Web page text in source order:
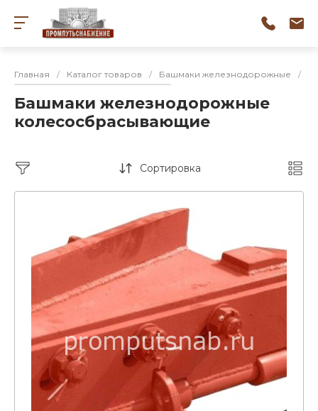
Главная / Каталог товаров / Башмаки железнодорожные /
Башмаки железнодорожные
колесосбрасывающие
Сортировка